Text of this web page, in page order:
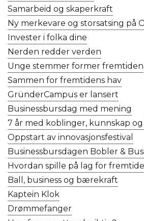
Samarbeid og skaperkraft
Ny merkevare og storsatsing på
Invester i folka dine
Nerden redder verden
Unge stemmer former fremtiden
Sammen for fremtidens hav
GründerCampus er lansert
Businessbursdag med mening
7 år med koblinger, kunnskap
Oppstart av innovasjonsfestival
Businessbursdagen Bobler &
Hvordan spille på lag for
Ball, business og bærekraft
Kaptein Klok
Drømmefanger